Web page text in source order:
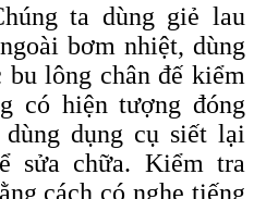
ta dùng giẻ lau
bơm nhiệt, dùng
bu lông chân đế kiểm
có hiện tượng đóng
dụng cụ siết lại
sửa chữa. Kiểm tra
cách có nghe tiếng